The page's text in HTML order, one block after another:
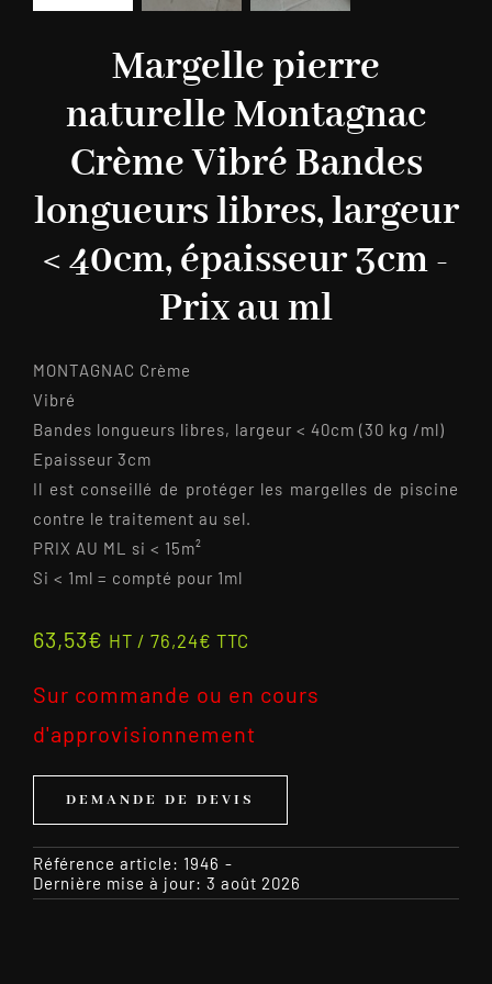
Margelle pierre
naturelle Montagnac
Crème Vibré Bandes
longueurs libres, largeur
< 40cm, épaisseur 3cm -
Prix au ml
MONTAGNAC Crème
Vibré
Bandes longueurs libres, largeur < 40cm (30 kg /ml)
Epaisseur 3cm
Il est conseillé de protéger les margelles de piscine
contre le traitement au sel.
PRIX AU ML si < 15m²
Si < 1ml = compté pour 1ml
63,53€ HT / 76,24€ TTC
Sur commande ou en cours
d'approvisionnement
DEMANDE DE DEVIS
Référence article: 1946 -
Dernière mise à jour: 3 août 2026